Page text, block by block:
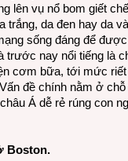
lên vụ nổ bom giết
trắng, da đen hay da
sống đáng để
nay nổi tiếng là
cơm bữa, tới mức
đề chính nằm ở
Á dễ rẻ rúng con
Boston.